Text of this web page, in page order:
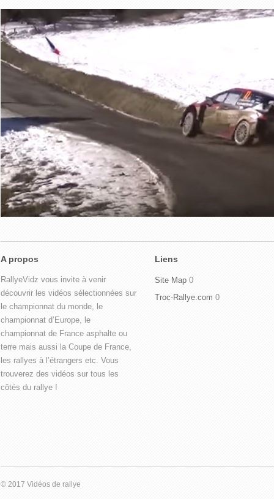
A propos
RallyeVidz vous invite à venir
découvrir les vidéos sélectionnées sur
le championnat du monde, le
championnat d’Europe, le
championnat de France asphalte ou
terre mais aussi la Coupe de France,
les rallyes à l’étrangers etc. Vous
trouverez des vidéos sur tous les
côtés du rallye !
Liens
Site Map 0
Troc-Rallye.com 0
© 2017 Vidéos de rallye